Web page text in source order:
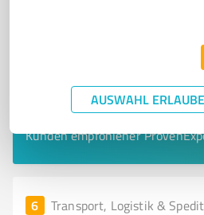
AUSWAHL
Sie möchten auch hier
Registrieren Sie sich jetzt und
Kunden empfohlener
6 Transport, Logistik &